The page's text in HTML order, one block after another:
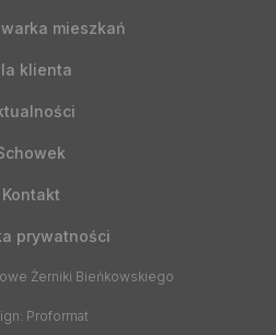
mieszkań
klienta
Kontakt
prywatności
Żerniki Bieńkowskiego
Proformat